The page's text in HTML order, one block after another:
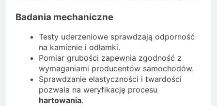
Badania mechaniczne
Testy uderzeniowe sprawdzają odporność
na kamienie i odłamki.
Pomiar grubości zapewnia zgodność z
wymaganiami producentów samochodów.
Sprawdzanie elastyczności i twardości
pozwala na weryfikację procesu
hartowania.